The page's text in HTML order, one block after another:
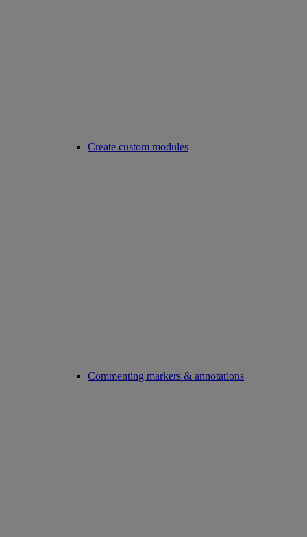
Create custom modules
Commenting markers & annotations